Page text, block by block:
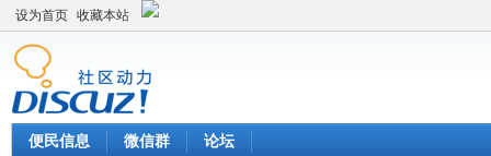
设为首页 收藏本站
便民信息 微信群 论坛